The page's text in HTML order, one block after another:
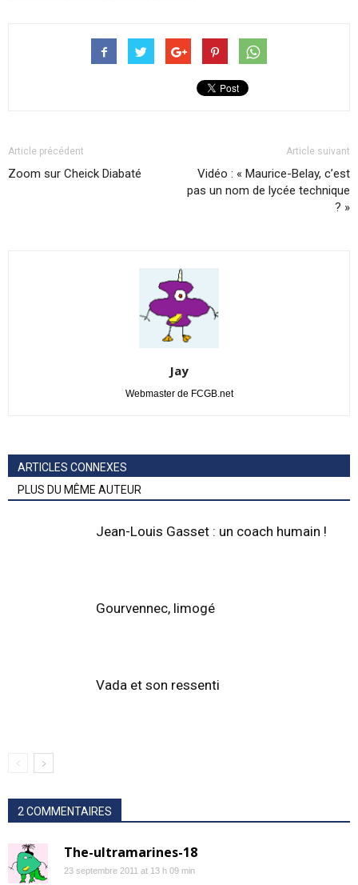
Article précédent
Zoom sur Cheick Diabaté
Article suivant
Vidéo : « Maurice-Belay, c’est
pas un nom de lycée technique
? »
Jay
Webmaster de FCGB.net
ARTICLES CONNEXES
PLUS DU MÊME AUTEUR
Jean-Louis Gasset : un coach humain !
Gourvennec, limogé
Vada et son ressenti
2 COMMENTAIRES
The-ultramarines-18
23 septembre 2011 at 13 h 09 min